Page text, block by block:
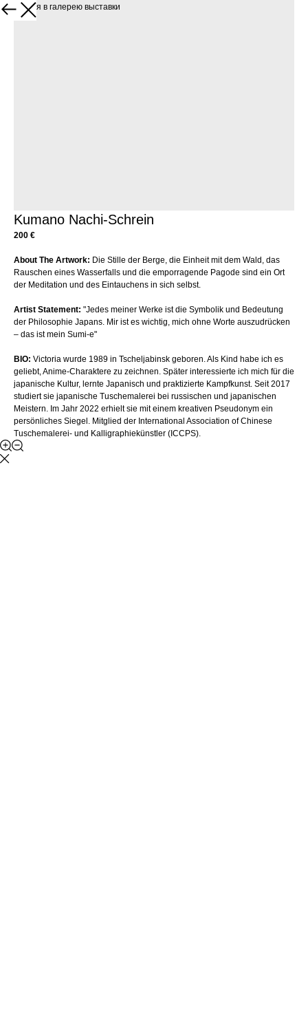
Вернуться в галерею выставки
Kumano Nachi-Schrein
200 €
About The Artwork: Die Stille der Berge, die Einheit mit dem Wald, das
Rauschen eines Wasserfalls und die emporragende Pagode sind ein Ort
der Meditation und des Eintauchens in sich selbst.
Artist Statement: "Jedes meiner Werke ist die Symbolik und Bedeutung
der Philosophie Japans. Mir ist es wichtig, mich ohne Worte auszudrücken
– das ist mein Sumi-e"
BIO: Victoria wurde 1989 in Tscheljabinsk geboren. Als Kind habe ich es
geliebt, Anime-Charaktere zu zeichnen. Später interessierte ich mich für die
japanische Kultur, lernte Japanisch und praktizierte Kampfkunst. Seit 2017
studiert sie japanische Tuschemalerei bei russischen und japanischen
Meistern. Im Jahr 2022 erhielt sie mit einem kreativen Pseudonym ein
persönliches Siegel. Mitglied der International Association of Chinese
Tuschemalerei- und Kalligraphiekünstler (ICCPS).